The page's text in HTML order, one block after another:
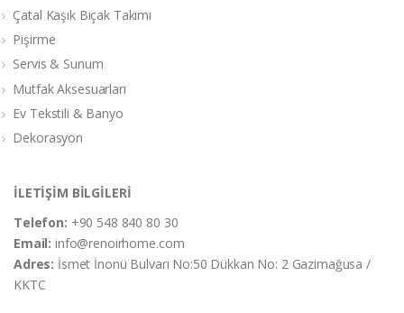
Çatal Kaşık Bıçak Takımı
Pişirme
Servis & Sunum
Mutfak Aksesuarları
Ev Tekstili & Banyo
Dekorasyon
İLETİŞİM BİLGİLERİ
Telefon: +90 548 840 80 30
Email:info@renoirhome.com
Adres: İsmet İnonü Bulvarı No:50 Dükkan No: 2 Gazimağusa /
KKTC